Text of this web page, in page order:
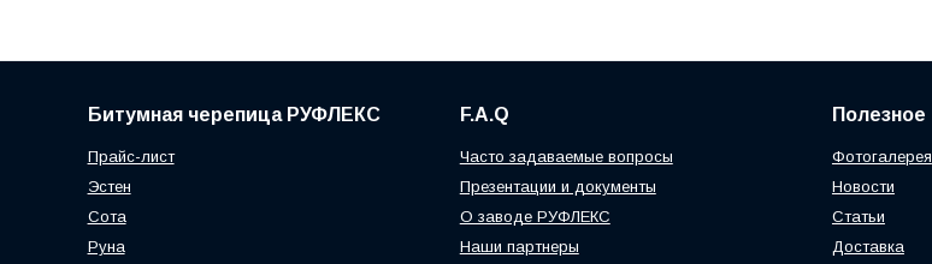
Битумная черепица РУФЛЕКС
Прайс-лист
Эстен
Сота
Руна
F.A.Q
Часто задаваемые вопросы
Презентации и документы
О заводе РУФЛЕКС
Наши партнеры
Полезное
Фотогалерея
Новости
Статьи
Доставка